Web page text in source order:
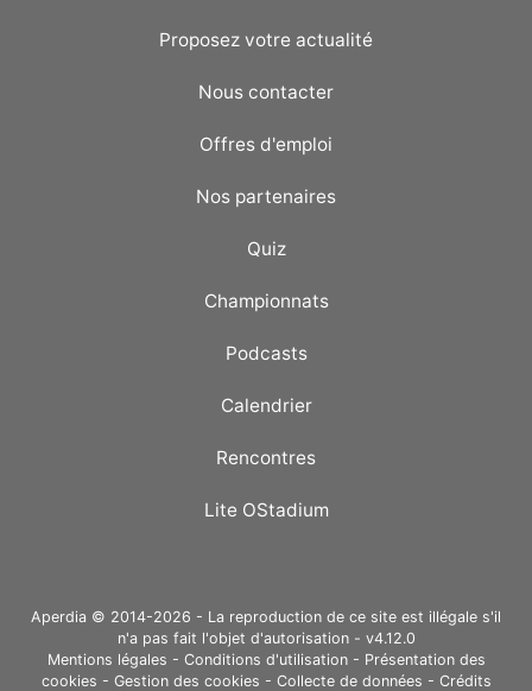
Proposez votre actualité
Nous contacter
Offres d'emploi
Nos partenaires
Quiz
Championnats
Podcasts
Calendrier
Rencontres
Lite OStadium
Aperdia © 2014-2026 - La reproduction de ce site est illégale s'il
n'a pas fait l'objet d'autorisation - v4.12.0
Mentions légales - Conditions d'utilisation- Présentation des
cookies - Gestion des cookies - Collecte de données - Crédits